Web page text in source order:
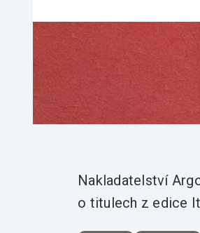
Nakladatelství
o titulech z edice